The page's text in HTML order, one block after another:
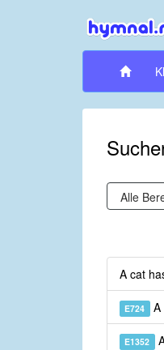
A cat
E724 A
E1352